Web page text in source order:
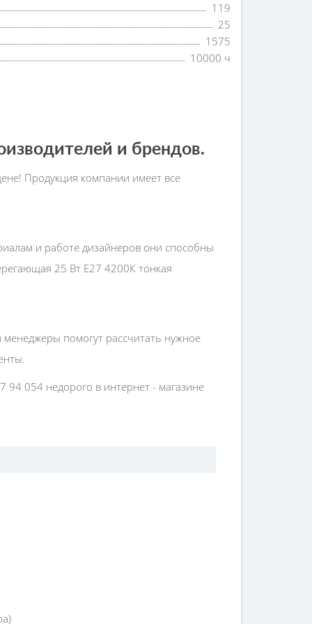
119
25
1575
10000 ч
и брендов.
Продукция компании имеет все
и работе дизайнеров они способны
25 Вт Е27 4200К тонкая
помогут рассчитать нужное
054 недорого в интернет - магазине